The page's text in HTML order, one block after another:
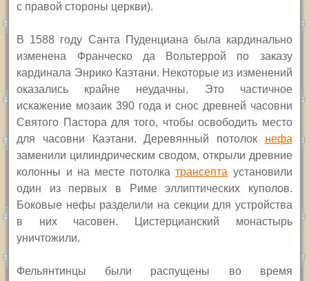
с правой стороны церкви).
В 1588 году Санта Пуденциана была кардинально
изменена Франческо да Вольтеррой по заказу
кардинала Энрико Каэтани. Некоторые из изменений
оказались крайне неудачны. Это частичное
искажение мозаик 390 года и снос древней часовни
Святого Пастора для того, чтобы освободить место
для часовни Каэтани.Деревянный потолок нефа
заменили цилиндрическим сводом, открыли древние
колонны и на месте потолкатрансепта установили
один из первых в Риме эллиптических куполов.
Боковые нефы разделили на секции для устройства
в них часовен. Цистерцианский монастырь
уничтожили.
Фельянтинцы были распущены во время